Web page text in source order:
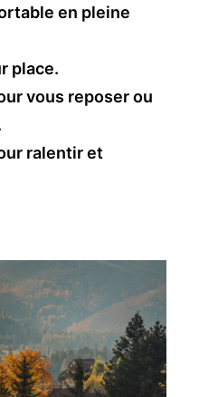
en pleine
place.
vous reposer ou
ralentir et